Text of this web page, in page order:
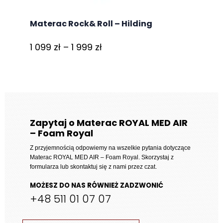
Materac Rock& Roll – Hilding
1 099 zł – 1 999 złZakres
do
999 zł
Zapytaj o Materac ROYAL MED AIR
– Foam Royal
Z przyjemnością odpowiemy na wszelkie pytania dotyczące
Materac ROYAL MED AIR – Foam Royal. Skorzystaj z
formularza lub skontaktuj się z nami przez czat.
MOŻESZ DO NAS RÓWNIEŻ ZADZWONIĆ
+48 511 01 07 07